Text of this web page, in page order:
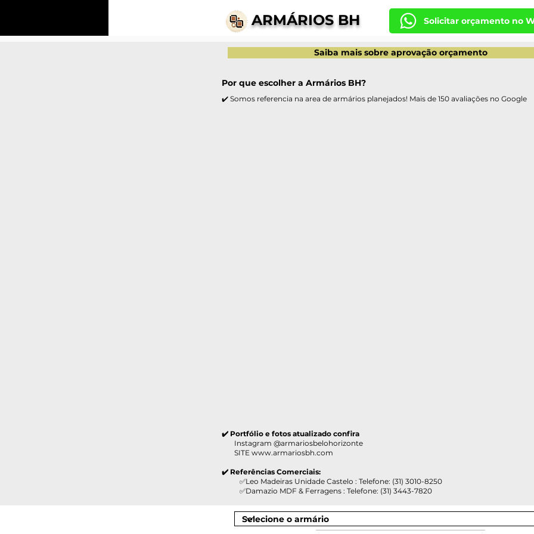
ARMÁRIOS BH Solicitar orçamento no
Saiba mais sobre aprovação orçamento
Por que escolher a Armários BH?
✔️ Somos referencia na area de armários planejados! Mais de 150 avaliações no Google
✔️ Portfólio e fotos atualizado confira
Instagram @armariosbelohorizonte
SITE www.armariosbh.com
✔️ Referências Comerciais:
✅Leo Madeiras Unidade Castelo : Telefone: (31) 3010-8250
✅Damazio MDF & Ferragens : Telefone: (31) 3443-7820